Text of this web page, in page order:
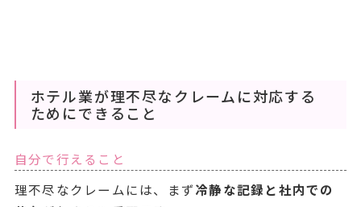
ホテル業が理不尽なクレームに対応する
ためにできること
自分で行えること
理不尽なクレームには、まず冷静な記録と社内での